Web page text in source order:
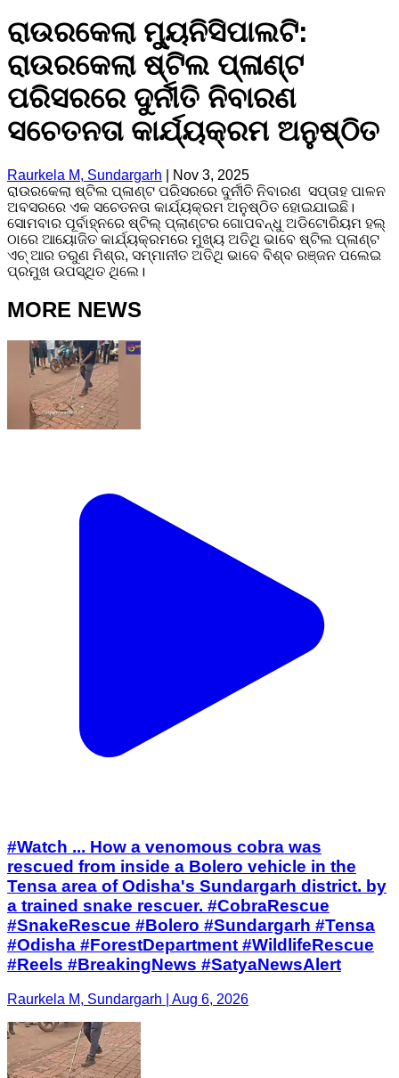
ରାଉରକେଲା ମ୍ୟୁନିସିପାଲଟି:
ରାଉରକେଲା ଷ୍ଟିଲ ପ୍ଳାଣ୍ଟ
ପରିସରରେ ଦୁର୍ନୀତି ନିବାରଣ
ସଚେତନତା କାର୍ଯ୍ୟକ୍ରମ ଅନୁଷ୍ଠିତ
Raurkela M, Sundargarh
Nov 3, 2025
ରାଉରକେଲା ଷ୍ଟିଲ ପ୍ଳାଣ୍ଟ ପରିସରରେ ଦୁର୍ନୀତି ନିବାରଣ ସପ୍ତାହ ପାଳନ
ଅବସରରେ ଏକ ସଚେତନତା କାର୍ଯ୍ୟକ୍ରମ ଅନୁଷ୍ଠିତ ହୋଇଯାଇଛି।
ସୋମବାର ପୂର୍ବାହ୍ନରେ ଷ୍ଟିଲ୍ ପ୍ଲାଣ୍ଟର ଗୋପବନ୍ଧୁ ଅଡିଟୋରିୟମ ହଲ୍
ଠାରେ ଆୟୋଜିତ କାର୍ଯ୍ୟକ୍ରମରେ ମୁଖ୍ୟ ଅତିଥି ଭାବେ ଷ୍ଟିଲ ପ୍ଳାଣ୍ଟ
ଏଚ୍ ଆର ତରୁଣ ମିଶ୍ର, ସମ୍ମାନୀତ ଅତିଥି ଭାବେ ବିଶ୍ବ ରଞ୍ଜନ ପଲେଇ
ପ୍ରମୁଖ ଉପସ୍ଥିତ ଥିଲେ।
MORE NEWS
#Watch ... How a venomous cobra was
rescued from inside a Bolero vehicle in the
Tensa area of Odisha's Sundargarh district. by
a trained snake rescuer. #CobraRescue
#SnakeRescue #Bolero #Sundargarh #Tensa
#Odisha #ForestDepartment #WildlifeRescue
#Reels #BreakingNews #SatyaNewsAlert
Raurkela M, Sundargarh | Aug 6, 2026